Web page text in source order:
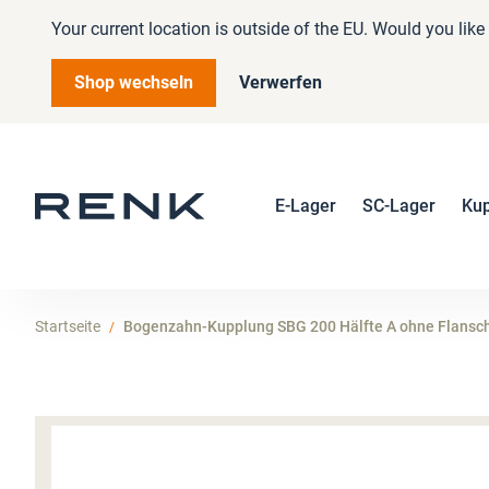
Your current location is outside of the EU. Would you
Shop wechseln Verwerfen
E-Lager SC-Lager
Startseite Bogenzahn-Kupplung SBG 200 Hälfte A ohne
Zum